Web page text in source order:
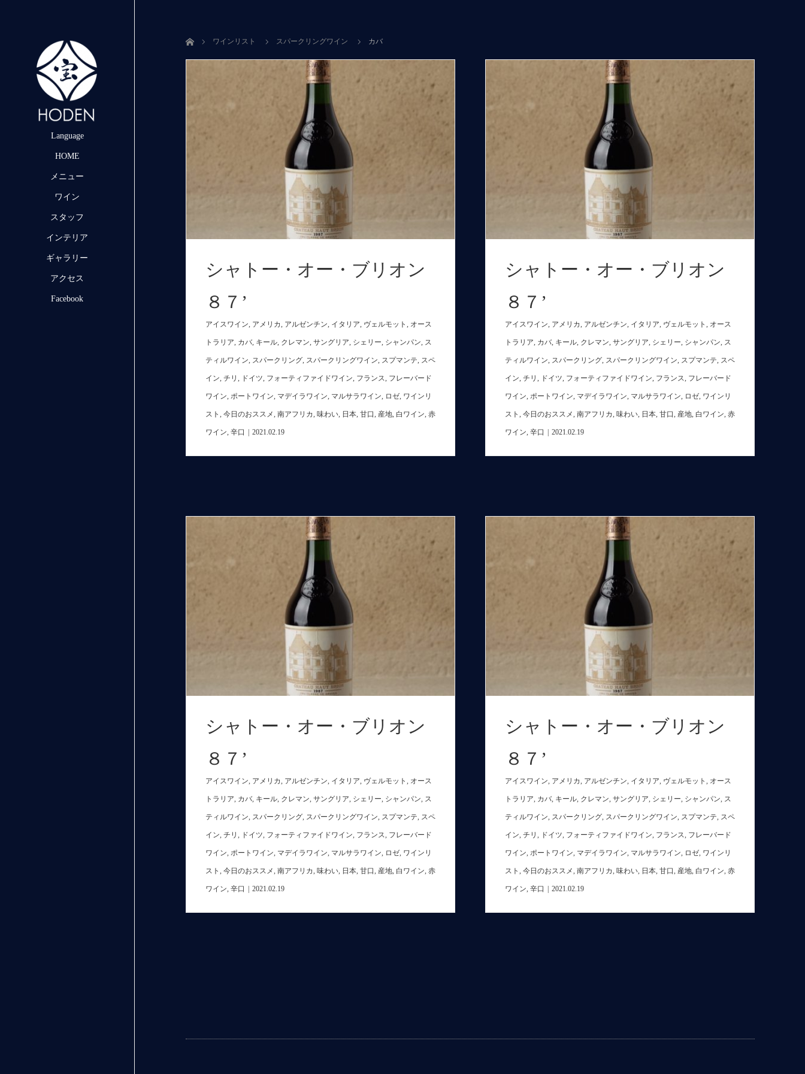
Language
HOME
メニュー
ワイン
スタッフ
インテリア
ギャラリー
アクセス
Facebook
ホーム ワインリスト スパークリングワイン カバ
シャトー・オー・ブリオン
８７’
アイスワイン, アメリカ, アルゼンチン, イタリア, ヴェルモット , オース
トラリア, カバ, キール, クレマン, サングリア, シェリー, シャンパン, ス
ティルワイン, スパークリング, スパークリングワイン, スプマンテ, スペ
イン, チリ , ドイツ, フォーティファイドワイン, フランス, フレーバード
ワイン, ポートワイン, マデイラワイン, マルサラワイン, ロゼ, ワインリ
スト , 今日のおススメ, 南アフリカ, 味わい, 日本, 甘口, 産地, 白ワイン, 赤
ワイン, 辛口 | 2021.02.19
シャトー・オー・ブリオン
８７’
アイスワイン, アメリカ, アルゼンチン, イタリア, ヴェルモット , オース
トラリア, カバ, キール, クレマン, サングリア, シェリー, シャンパン, ス
ティルワイン, スパークリング, スパークリングワイン, スプマンテ, スペ
イン, チリ , ドイツ, フォーティファイドワイン, フランス, フレーバード
ワイン, ポートワイン, マデイラワイン, マルサラワイン, ロゼ, ワインリ
スト , 今日のおススメ, 南アフリカ, 味わい, 日本, 甘口, 産地, 白ワイン, 赤
ワイン, 辛口 | 2021.02.19
シャトー・オー・ブリオン
８７’
アイスワイン アメリカ アルゼンチン イタリア ヴェルモット オース
トラリア カバ, キール, クレマン サングリア シェリー シャンパン ス
ティルワイン スパークリング, スパークリングワイン スプマンテ スペ
イン チリ ドイツ フォーティファイドワイン フランス フレーバード
ワイン ポートワイン マデイラワイン マルサラワイン ロゼ, ワインリ
スト 今日のおススメ 南アフリカ 味わい, 日本, 甘口 産地, 白ワイン 赤
ワイン 辛口 | 2021.02.19
シャトー・オー・ブリオン
８７’
アイスワイン アメリカ アルゼンチン イタリア ヴェルモット オース
トラリア カバ, キール, クレマン サングリア シェリー シャンパン ス
ティルワイン スパークリング, スパークリングワイン スプマンテ スペ
イン チリ ドイツ フォーティファイドワイン フランス フレーバード
ワイン ポートワイン マデイラワイン マルサラワイン ロゼ, ワインリ
スト 今日のおススメ 南アフリカ 味わい, 日本, 甘口 産地, 白ワイン 赤
ワイン 辛口 | 2021.02.19